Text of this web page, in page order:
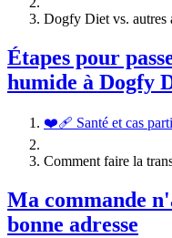
Dogfy Diet vs. autres
Étapes pour
humide à Dogfy
❤️‍🩹 Santé et cas
Comment faire la
Ma commande
bonne adresse